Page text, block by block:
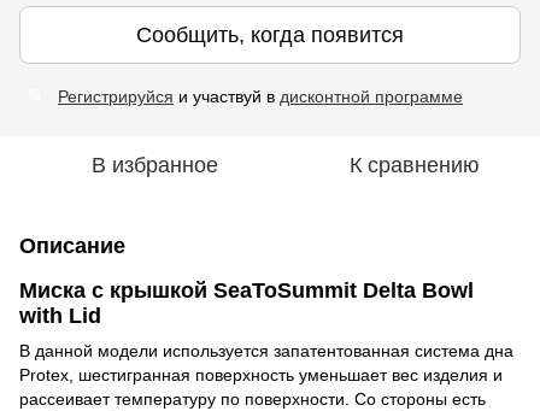
Сообщить, когда появится
Регистрируйся и участвуй в дисконтной программе
В избранное К сравнению
Описание
Миска с крышкой SeaToSummit Delta Bowl
with Lid
В данной модели используется запатентованная система дна
Protex, шестигранная поверхность уменьшает вес изделия и
рассеивает температуру по поверхности. Со стороны есть